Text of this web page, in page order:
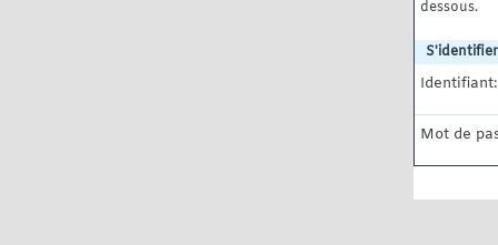
dessous.
S'identifier
Identifiant:
Mot de